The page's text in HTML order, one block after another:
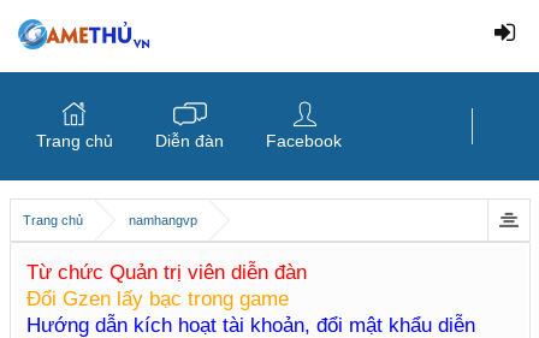
Trang chủ namhangvp
Từ chức Quản trị viên diễn đàn
Đổi Gzen lấy bạc trong game
Hướng dẫn kích hoạt tài khoản, đổi mật khẩu diễn
Trang chủ Diễn đàn Facebook